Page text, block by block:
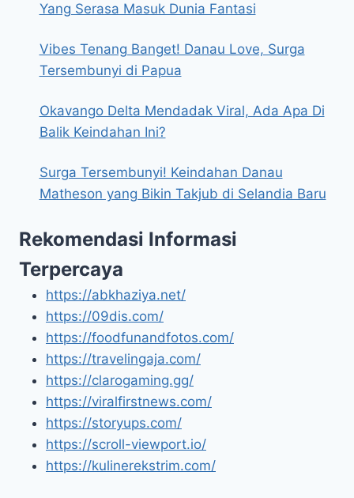
Yang Serasa Masuk Dunia Fantasi
Vibes Tenang Banget! Danau Love, Surga
Tersembunyi di Papua
Okavango Delta Mendadak Viral, Ada Apa Di
Balik Keindahan Ini?
Surga Tersembunyi! Keindahan Danau
Matheson yang Bikin Takjub di Selandia Baru
Rekomendasi Informasi
Terpercaya
https://abkhaziya.net/
https://09dis.com/
https://foodfunandfotos.com/
https://travelingaja.com/
https://clarogaming.gg/
https://viralfirstnews.com/
https://storyups.com/
https://scroll-viewport.io/
https://kulinerekstrim.com/